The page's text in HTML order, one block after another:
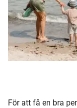
För att få en bra